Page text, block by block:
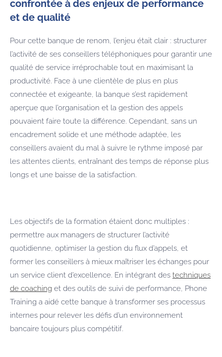
confrontée à des enjeux de performance
et de qualité
Pour cette banque de renom, l’enjeu était clair : structurer
l’activité de ses conseillers téléphoniques pour garantir une
qualité de service irréprochable tout en maximisant la
productivité. Face à une clientèle de plus en plus
connectée et exigeante, la banque s’est rapidement
aperçue que l’organisation et la gestion des appels
pouvaient faire toute la différence. Cependant, sans un
encadrement solide et une méthode adaptée, les
conseillers avaient du mal à suivre le rythme imposé par
les attentes clients, entraînant des temps de réponse plus
longs et une baisse de la satisfaction.
Les objectifs de la formation étaient donc multiples :
permettre aux managers de structurer l’activité
quotidienne, optimiser la gestion du flux d’appels, et
former les conseillers à mieux maîtriser les échanges pour
un service client d’excellence. En intégrant des techniques
de coaching et des outils de suivi de performance, Phone
Training a aidé cette banque à transformer ses processus
internes pour relever les défis d’un environnement
bancaire toujours plus compétitif.